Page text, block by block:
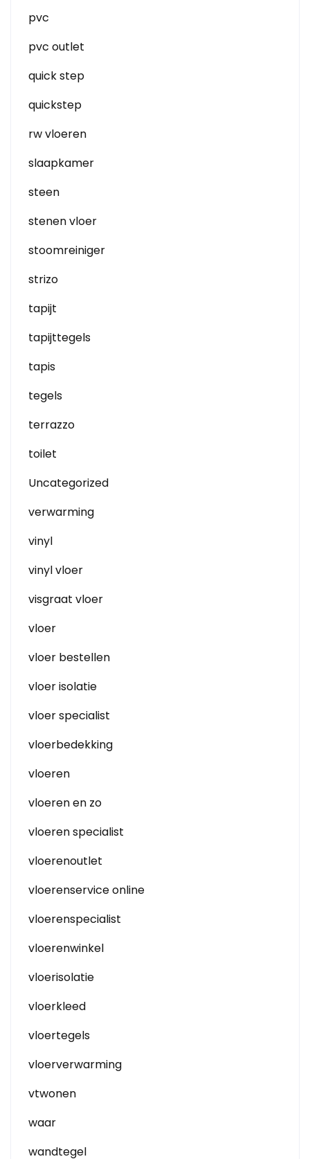
pvc
pvc outlet
quick step
quickstep
rw vloeren
slaapkamer
steen
stenen vloer
stoomreiniger
strizo
tapijt
tapijttegels
tapis
tegels
terrazzo
toilet
Uncategorized
verwarming
vinyl
vinyl vloer
visgraat vloer
vloer
vloer bestellen
vloer isolatie
vloer specialist
vloerbedekking
vloeren
vloeren en zo
vloeren specialist
vloerenoutlet
vloerenservice online
vloerenspecialist
vloerenwinkel
vloerisolatie
vloerkleed
vloertegels
vloerverwarming
vtwonen
waar
wandtegel